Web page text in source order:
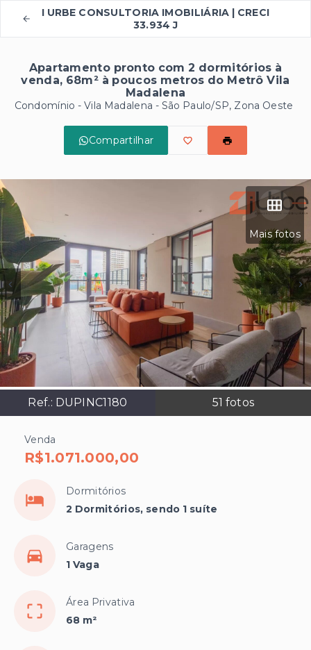
I URBE CONSULTORIA IMOBILIÁRIA | CRECI
33.934 J
Apartamento pronto com 2 dormitórios à
venda, 68m² à poucos metros do Metrô Vila
Madalena
Condomínio - Vila Madalena - São Paulo/SP, Zona Oeste
Compartilhar
Mais fotos
Ref.: DUPINC1180 51 fotos
Venda
R$1.071.000,00
Dormitórios
2 Dormitórios, sendo 1 suíte
Garagens
1 Vaga
Área Privativa
68 m²